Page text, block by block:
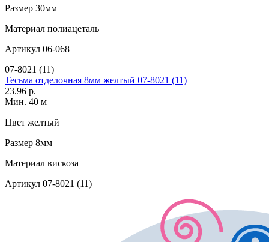
Размер 30мм
Материал полиацеталь
Артикул 06-068
07-8021 (11)
Тесьма отделочная 8мм желтый 07-8021 (11)
23.96 р.
Мин. 40 м
Цвет желтый
Размер 8мм
Материал вискоза
Артикул 07-8021 (11)